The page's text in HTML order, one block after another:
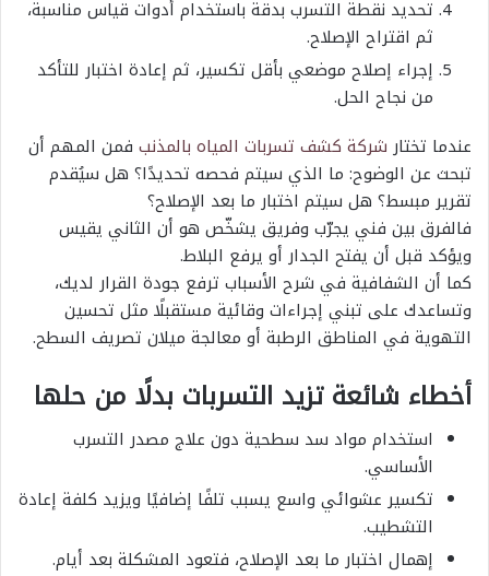
تحديد نقطة التسرب بدقة باستخدام أدوات قياس مناسبة،
ثم اقتراح الإصلاح.
إجراء إصلاح موضعي بأقل تكسير، ثم إعادة اختبار للتأكد
من نجاح الحل.
عندما تختار شركة كشف تسربات المياه بالمذنب فمن المهم أن
تبحث عن الوضوح: ما الذي سيتم فحصه تحديدًا؟ هل سيُقدم
تقرير مبسط؟ هل سيتم اختبار ما بعد الإصلاح؟
فالفرق بين فني يجرّب وفريق يشخّص هو أن الثاني يقيس
ويؤكد قبل أن يفتح الجدار أو يرفع البلاط.
كما أن الشفافية في شرح الأسباب ترفع جودة القرار لديك،
وتساعدك على تبني إجراءات وقائية مستقبلًا مثل تحسين
التهوية في المناطق الرطبة أو معالجة ميلان تصريف السطح.
أخطاء شائعة تزيد التسربات بدلًا من حلها
استخدام مواد سد سطحية دون علاج مصدر التسرب
الأساسي.
تكسير عشوائي واسع يسبب تلفًا إضافيًا ويزيد كلفة إعادة
التشطيب.
إهمال اختبار ما بعد الإصلاح، فتعود المشكلة بعد أيام.